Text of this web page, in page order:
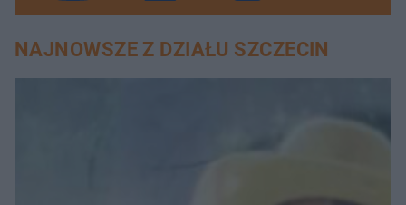
NAJNOWSZE Z DZIAŁU SZCZECIN